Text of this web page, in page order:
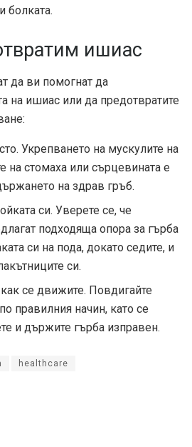
болката.
ишиас
да ви помогнат да
на ишиас или да предотвратите
Укрепването на мускулите на
на стомаха или сърцевината е
на здрав гръб.
си. Уверете се, че
подходяща опора за гърба
си на пода, докато седите, и
си.
се движите. Повдигайте
правилния начин, като се
и държите гърба изправен.
healthcare